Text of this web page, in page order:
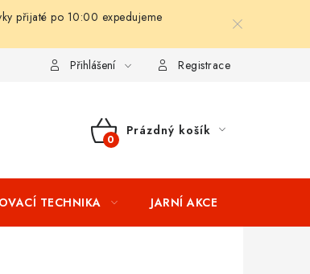
přijaté po 10:00 expedujeme
Splátkový prodej Tabulka velikostí oblečení
Přihlášení Registrace
NÁKUPNÍ
Prázdný košík
TECHNIKA JARNÍ AKCE